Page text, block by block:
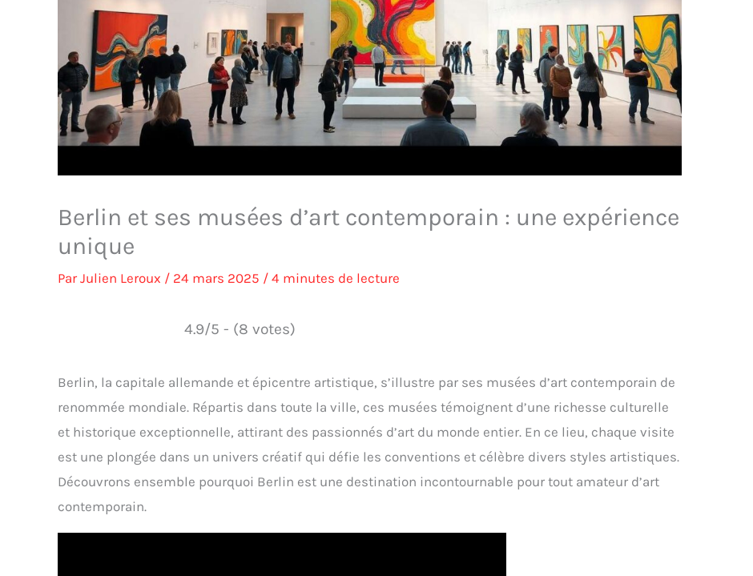
Berlin et ses musées d’art contemporain : une expérience
unique
ParJulien Leroux / 24 mars 2025 / 4 minutes de lecture
4.9/5 - (8 votes)
Berlin, la capitale allemande et épicentre artistique, s’illustre par ses musées d’art contemporain de
renommée mondiale. Répartis dans toute la ville, ces musées témoignent d’une richesse culturelle
et historique exceptionnelle, attirant des passionnés d’art du monde entier. En ce lieu, chaque visite
est une plongée dans un univers créatif qui défie les conventions et célèbre divers styles artistiques.
Découvrons ensemble pourquoi Berlin est une destination incontournable pour tout amateur d’art
contemporain.